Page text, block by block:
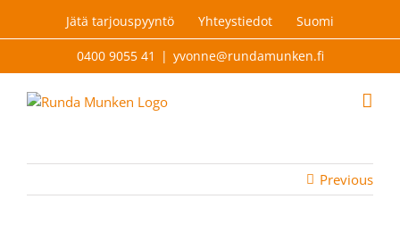
Jätä tarjouspyyntö Yhteystiedot Suomi
0400 9055 41 | yvonne@rundamunken.fi
Previous